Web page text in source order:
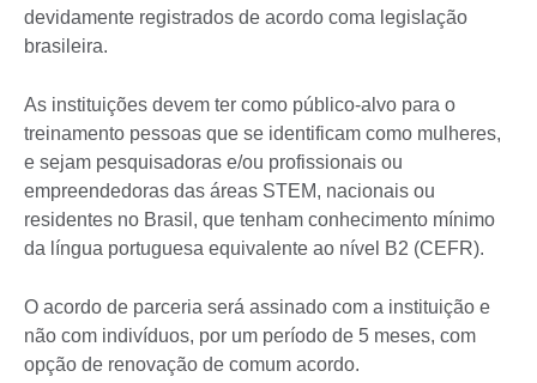
devidamente registrados de acordo coma legislação
brasileira.
As instituições devem ter como público-alvo para o
treinamento pessoas que se identificam como mulheres,
e sejam pesquisadoras e/ou profissionais ou
empreendedoras das áreas STEM, nacionais ou
residentes no Brasil, que tenham conhecimento mínimo
da língua portuguesa equivalente ao nível B2 (CEFR).
O acordo de parceria será assinado com a instituição e
não com indivíduos, por um período de 5 meses, com
opção de renovação de comum acordo.